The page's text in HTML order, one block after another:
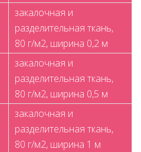
закалочная и
разделительная ткань,
80 г/м2, ширина 0,2 м
закалочная и
разделительная ткань,
80 г/м2, ширина 0,5 м
закалочная и
разделительная ткань,
80 г/м2, ширина 1 м